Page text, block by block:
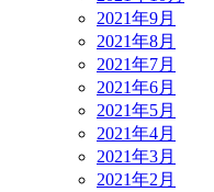
2021年9月
2021年8月
2021年7月
2021年6月
2021年5月
2021年4月
2021年3月
2021年2月